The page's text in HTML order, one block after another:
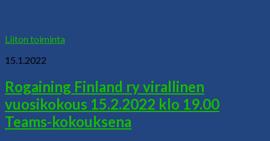
Liiton toiminta
15.1.2022
Rogaining Finland ry virallinen
vuosikokous 15.2.2022 klo 19.00
Teams-kokouksena